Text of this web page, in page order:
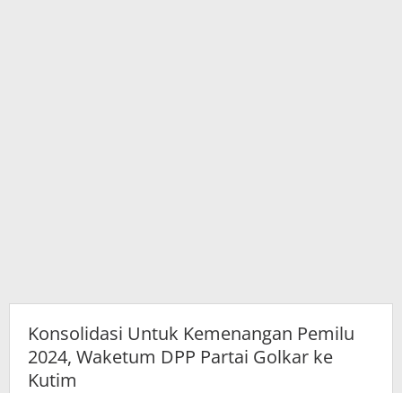
Konsolidasi Untuk Kemenangan Pemilu
2024, Waketum DPP Partai Golkar ke
Kutim